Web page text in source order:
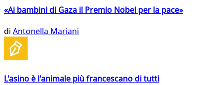
«Ai bambini di Gaza il Premio Nobel per la pace»
di Antonella Mariani
L'asino è l'animale più francescano di tutti